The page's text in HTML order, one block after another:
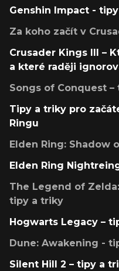
Genshin Impact -
Za koho začít v
Crusader Kings III –
a které raději
Songs of Conquest
Tipy a triky pro
Ringu
Elden Ring: Shadow
Elden Ring
The Legend of
tipy a triky
Hogwarts Legacy –
Dune: Awakening -
Silent Hill 2 – tipy a